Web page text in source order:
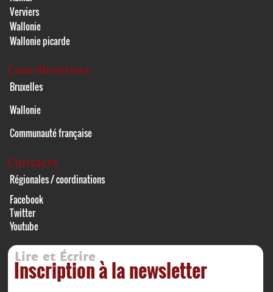
Verviers
Wallonie
Wallonie picarde
Coordinations
Bruxelles
Wallonie
Communauté française
Contacts
Régionales / coordinations
Facebook
Twitter
Youtube
Lire et Écrire
Inscription à la newsletter